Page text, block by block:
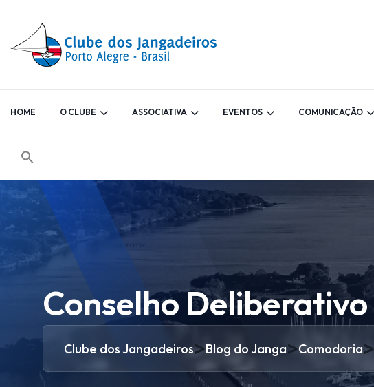
HOME O CLUBE ASSOCIATIVA EVENTOS COMUNICAÇÃO
Conselho
Clube dos Jangadeiros>Blog do Janga>Comodoria>